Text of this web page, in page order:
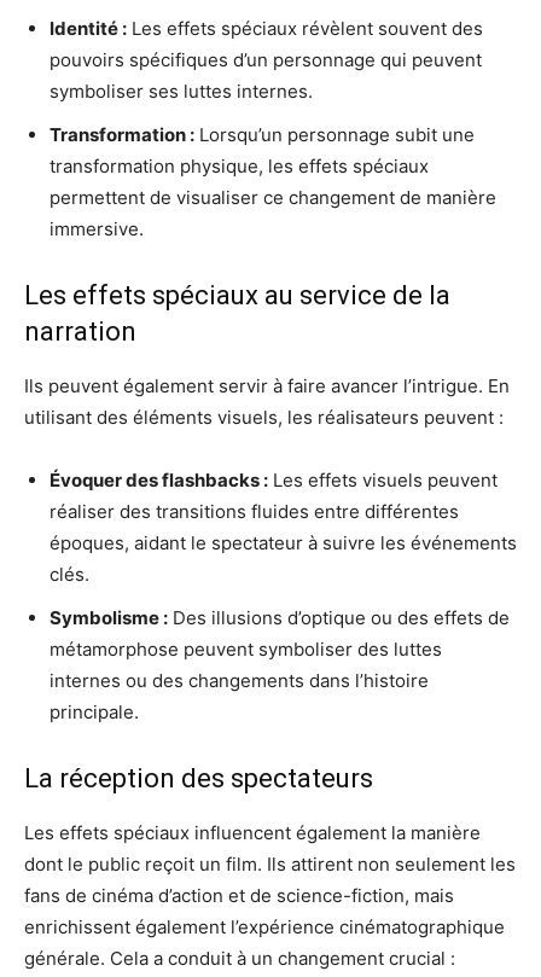
Identité : Les effets spéciaux révèlent souvent des
pouvoirs spécifiques d’un personnage qui peuvent
symboliser ses luttes internes.
Transformation : Lorsqu’un personnage subit une
transformation physique, les effets spéciaux
permettent de visualiser ce changement de manière
immersive.
Les effets spéciaux au service de la
narration
Ils peuvent également servir à faire avancer l’intrigue. En
utilisant des éléments visuels, les réalisateurs peuvent :
Évoquer des flashbacks : Les effets visuels peuvent
réaliser des transitions fluides entre différentes
époques, aidant le spectateur à suivre les événements
clés.
Symbolisme : Des illusions d’optique ou des effets de
métamorphose peuvent symboliser des luttes
internes ou des changements dans l’histoire
principale.
La réception des spectateurs
Les effets spéciaux influencent également la manière
dont le public reçoit un film. Ils attirent non seulement les
fans de cinéma d’action et de science-fiction, mais
enrichissent également l’expérience cinématographique
générale. Cela a conduit à un changement crucial :